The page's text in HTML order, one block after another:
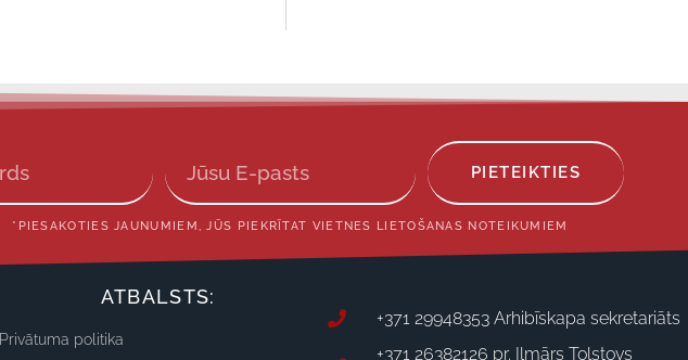
PIETEIKTIES
*PIESAKOTIES JAUNUMIEM, JŪS PIEKRĪTAT VIETNES LIETOŠANAS NOTEIKUMIEM
ATBALSTS:
Privātuma politika
+371 29948353 Arhibīskapa sekretariāts
+371 26382126 pr. Ilmārs Tolstovs